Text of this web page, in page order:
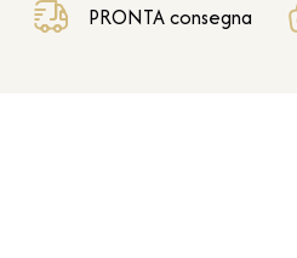
PRONTA consegna